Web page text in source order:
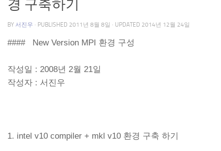
경 구축하기
BY 서진우 · PUBLISHED 2011년 8월 8일 · UPDATED 2014년 12월 24일
#### New Version MPI 환경 구성
작성일 : 2008년 2월 21일
작성자 : 서진우
1. intel v10 compiler + mkl v10 환경 구축 하기